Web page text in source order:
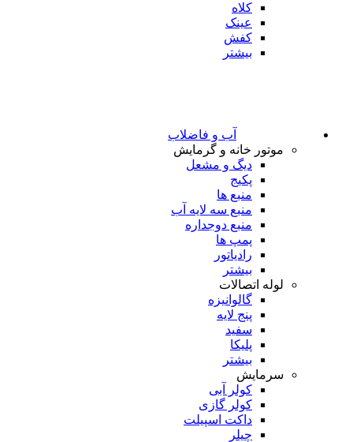
کلاه
عینک
کفش
بیشتر
آب و فاضلاب
موتور خانه و گرمایش
دیگ و مشعل
پکیج
منبع ها
منبع سه لایه آب
منبع دوجداره
پمپ ها
رادیاتور
بیشتر
لوله اتصالات
گالوانیزه
پنج لایه
سفید
پلیکا
بیشتر
سرمایش
کولر آبی
کولر گازی
داکت اسپیلت
چیلر